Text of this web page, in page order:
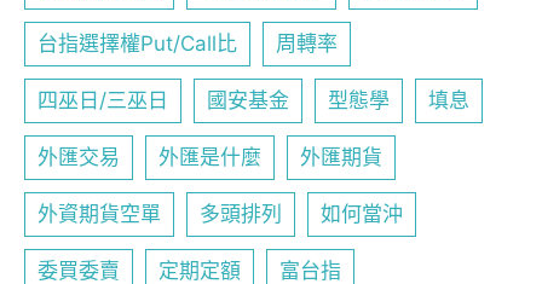
台指選擇權Put/Call比 周轉率
四巫日/三巫日 國安基金 型態學 填息
外匯交易 外匯是什麼 外匯期貨
外資期貨空單 多頭排列 如何當沖
委買委賣 定期定額 富台指